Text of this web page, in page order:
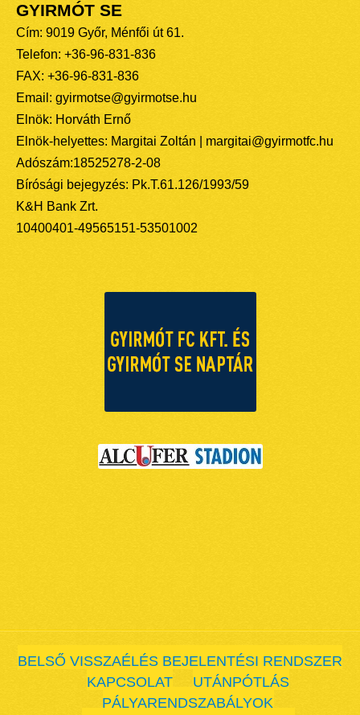
GYIRMÓT SE
Cím: 9019 Győr, Ménfői út 61.
Telefon: +36-96-831-836
FAX: +36-96-831-836
Email: gyirmotse@gyirmotse.hu
Elnök: Horváth Ernő
Elnök-helyettes: Margitai Zoltán | margitai@gyirmotfc.hu
Adószám:18525278-2-08
Bírósági bejegyzés: Pk.T.61.126/1993/59
K&H Bank Zrt.
10400401-49565151-53501002
BELSŐ VISSZAÉLÉS BEJELENTÉSI RENDSZER
KAPCSOLAT
UTÁNPÓTLÁS
PÁLYARENDSZABÁLYOK